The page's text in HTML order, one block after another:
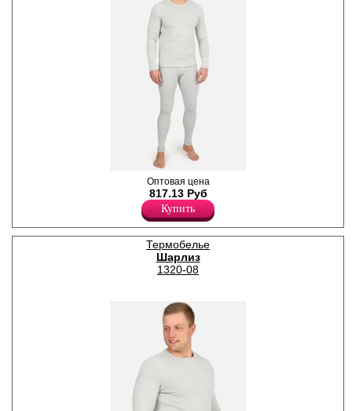
Термокальсоны мужские
Лайкра 5%
Хлопок 55%
Полиэстер 40%
Оптовая цена
817.13 Руб
Купить
Термобелье
Шарлиз
1320-08